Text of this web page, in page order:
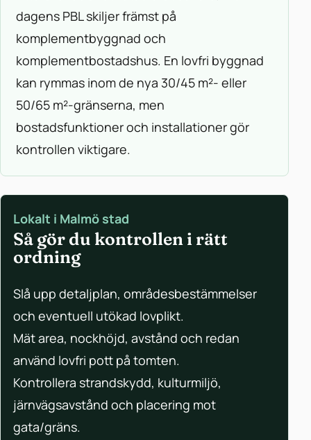
dagens PBL skiljer främst på
komplementbyggnad och
komplementbostadshus. En lovfri byggnad
kan rymmas inom de nya 30/45 m²- eller
50/65 m²-gränserna, men
bostadsfunktioner och installationer gör
kontrollen viktigare.
Lokalt i Malmö stad
Så gör du kontrollen i rätt
ordning
Slå upp detaljplan, områdesbestämmelser
och eventuell utökad lovplikt.
Mät area, nockhöjd, avstånd och redan
använd lovfri pott på tomten.
Kontrollera strandskydd, kulturmiljö,
järnvägsavstånd och placering mot
gata/gräns.